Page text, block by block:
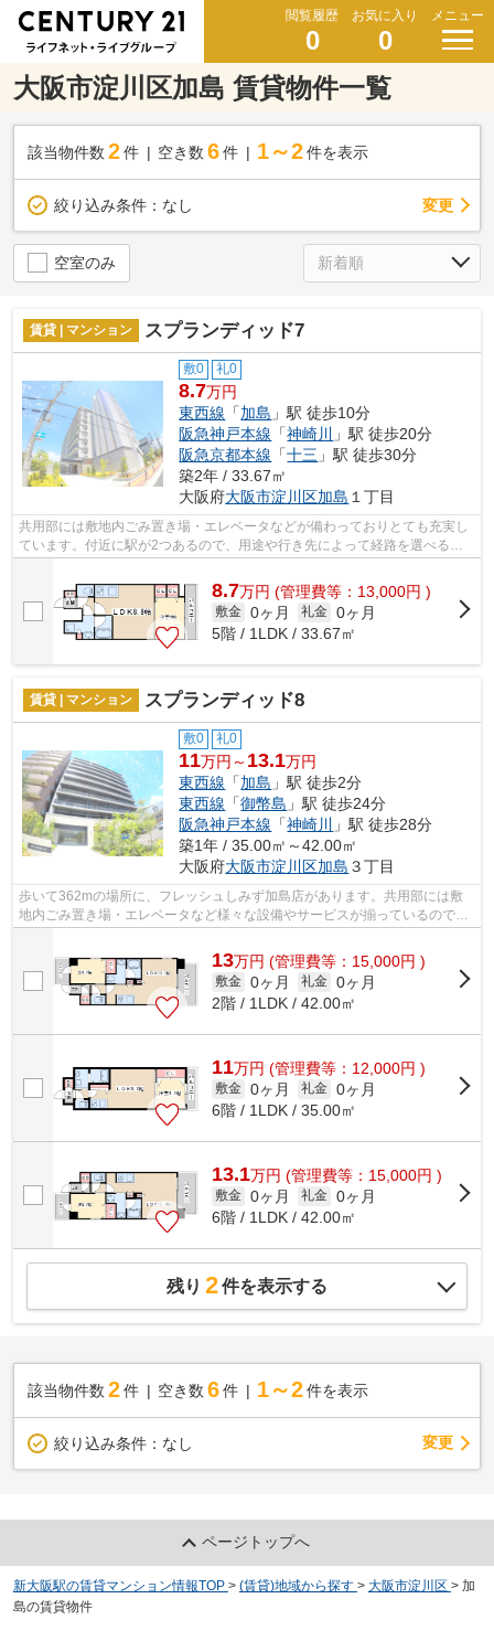
閲覧履歴
0
お気に入り
0
メニュー
大阪市淀川区加島 賃貸物件一覧
該当物件数 2件 空き数 6 件 1～2 件を表示
絞り込み条件： なし 変更
空室のみ
賃貸 | マンション スプランディッド7
敷0 礼0
8.7万円
東西線 「加島 」駅 徒歩10分
阪急神戸本線 「神崎川
」駅 徒歩20分
阪急京都本線 「十三 」駅 徒歩30分
築2年 / 33.67㎡
大阪府大阪市淀川区加島 １丁目
共用部には敷地内ごみ置き場・エレベータなどが備わっておりとても充実し
ています。付近に駅が2つあるので、用途や行き先によって経路を選べる物
8.7万円 (管理費等：13,000円 )
敷金 0ヶ月 礼金 0ヶ月
5階 / 1LDK / 33.67㎡
賃貸 | マンション スプランディッド8
敷0 礼0
11万円～ 13.1万円
東西線 「加島 」駅 徒歩2分
東西線 「御幣島 」駅 徒歩24分
阪急神戸本線 「神崎川
」駅 徒歩28分
築1年 / 35.00㎡～42.00㎡
大阪府大阪市淀川区加島 ３丁目
歩いて362mの場所に、フレッシュしみず加島店があります。共用部には敷
地内ごみ置き場・エレベータなど様々な設備やサービスが揃っているので便
13万円 (管理費等：15,000円 )
敷金 0ヶ月 礼金 0ヶ月
2階 / 1LDK / 42.00㎡
11万円 (管理費等：12,000円 )
敷金 0ヶ月 礼金 0ヶ月
6階 / 1LDK / 35.00㎡
13.1万円 (管理費等：15,000円 )
敷金 0ヶ月 礼金 0ヶ月
6階 / 1LDK / 42.00㎡
残り 2件を表示する
該当物件数 2件 空き数 6 件 1～2 件を表示
絞り込み条件： なし 変更
ページトップへ
新大阪駅の賃貸マンション情報TOP > (賃貸)地域から探す > 大阪市淀川区 > 加
島の賃貸物件